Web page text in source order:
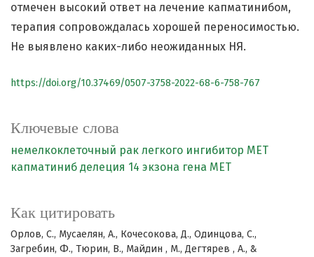
Ключевые слова
немелкоклеточный рак легкого ингибитор MET
капматиниб делеция 14 экзона гена MET
Как цитировать
Орлов, С., Мусаелян, А., Кочесокова, Д., Одинцова, С.,
Загребин, Ф., Тюрин, В., Майдин , М., Дегтярев , А., &
отмечен высокий ответ на лечение капматинибом,
терапия сопровождалась хорошей переносимостью.
Не выявлено каких-либо неожиданных НЯ.
https://doi.org/10.37469/0507-3758-2022-68-6-758-767